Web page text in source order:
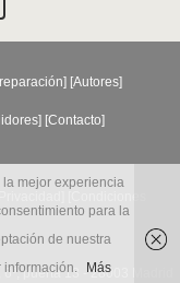
] [Autores]
] [Contacto]
puerta 13 - 28003 Madrid
la mejor experiencia
para la
de nuestra
información.
Más